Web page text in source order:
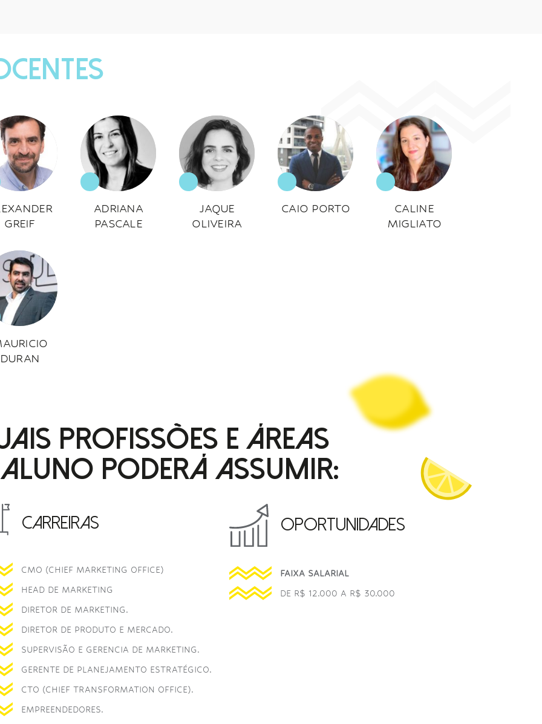
GREIF
ADRIANA
PASCALE
JAQUE
OLIVEIRA
CAIO PORTO
CALINE
MIGLIATO
DURAN
PROFISSÕES E ÁREAS
PODERÁ ASSUMIR:
CARREIRAS
CMO (CHIEF MARKETING OFFICE)
HEAD DE MARKETING
DIRETOR DE MARKETING.
DIRETOR DE PRODUTO E MERCADO.
SUPERVISÃO E GERENCIA DE MARKETING.
GERENTE DE PLANEJAMENTO ESTRATÉGICO.
CTO (CHIEF TRANSFORMATION OFFICE).
EMPREENDEDORES.
OPORTUNIDADES
FAIXA SALARIAL
DE R$ 12.000 A R$ 30.000